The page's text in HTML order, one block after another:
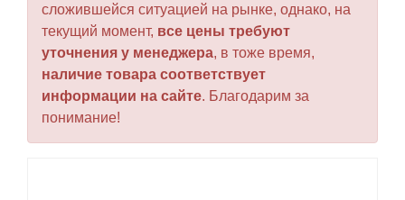
сложившейся ситуацией на рынке, однако, на
текущий момент, все цены требуют
уточнения у менеджера, в тоже время,
наличие товара соответствует
информации на сайте. Благодарим за
понимание!